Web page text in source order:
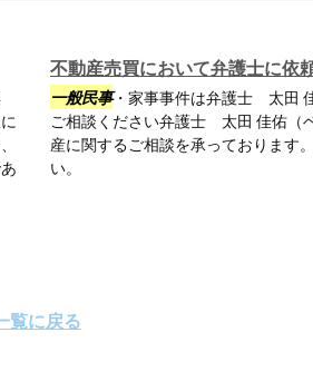
不動産売買において弁護士に依
一般民事・家事事件は弁護士 太田
ご相談ください弁護士 太田 佳佑（
産に関するご相談を承っております
い。
覧に戻る